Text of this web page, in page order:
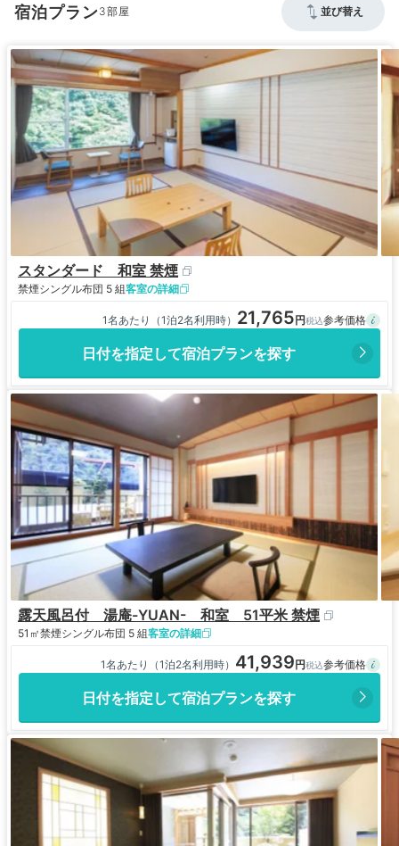
宿泊プラン3 並び替え
スタンダード 和室 禁煙
禁煙シングル布団 5 組客室の詳細
1名あたり（1泊2名利用時） 21,765
日付を指定して宿泊プランを探す
露天風呂付 湯庵-YUAN- 和室 51平米 禁煙
51㎡禁煙シングル布団 5 組客室の詳細
1名あたり（1泊2名利用時） 41,939
日付を指定して宿泊プランを探す